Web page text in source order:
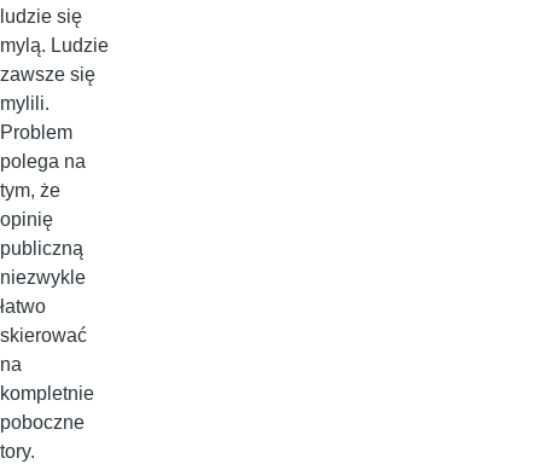
ludzie się
mylą. Ludzie
zawsze się
mylili.
Problem
polega na
tym, że
opinię
publiczną
niezwykle
łatwo
skierować
na
kompletnie
poboczne
tory.